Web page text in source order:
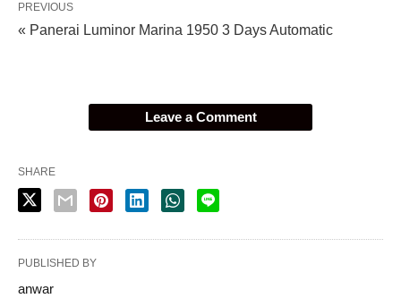
PREVIOUS
« Panerai Luminor Marina 1950 3 Days Automatic
Leave a Comment
SHARE
PUBLISHED BY
anwar